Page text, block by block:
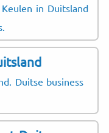
in Duitsland
Duitse business